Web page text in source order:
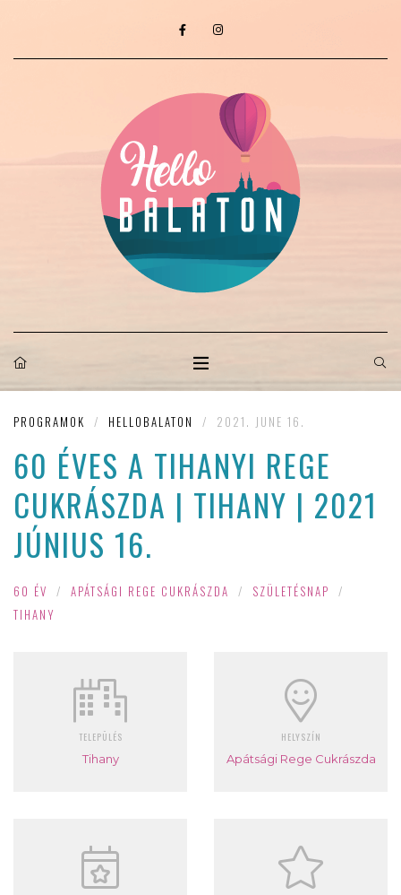
PROGRAMOK / HELLOBALATON / 2021. JUNE 16.
60 ÉVES A TIHANYI REGE
CUKRÁSZDA | TIHANY | 2021
JÚNIUS 16.
60 ÉV / APÁTSÁGI REGE CUKRÁSZDA / SZÜLETÉSNAP
/
TIHANY
TELEPÜLÉS
Tihany
HELYSZÍN
Apátsági Rege Cukrászda